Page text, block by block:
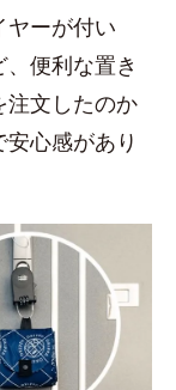
ヤーが付い
便利な置き
注文したのか
心感があり